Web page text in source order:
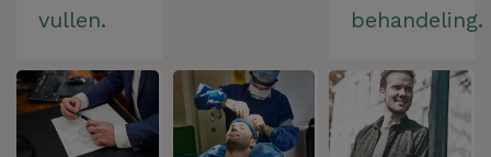
vullen.
behandeling.